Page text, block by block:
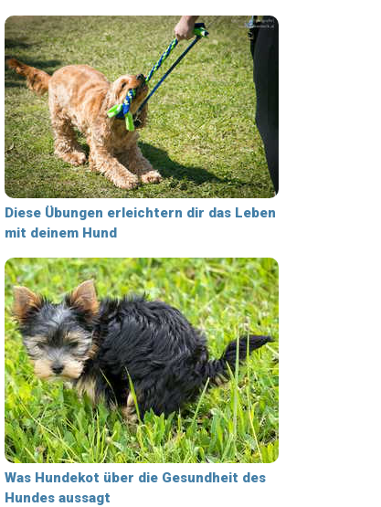
Diese Übungen erleichtern dir das Leben
mit deinem Hund
Was Hundekot über die Gesundheit des
Hundes aussagt